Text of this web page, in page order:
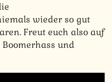
wieder so gut
Freut euch also auf
und